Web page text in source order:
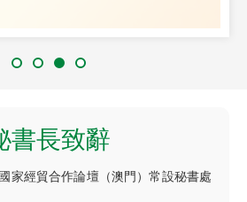
書長致辭
家經貿合作論壇（澳門）常設秘書處